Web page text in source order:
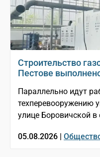
Строительство
Пестове
Параллельно идут
техперевооружению
улице Боровичской
05.08.2026 |